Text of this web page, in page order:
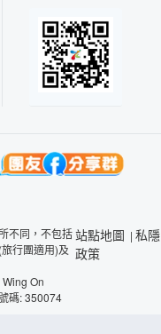
不同，不包括
行團適用)及
On
碼: 350074
站點地圖 | 私隱
政策